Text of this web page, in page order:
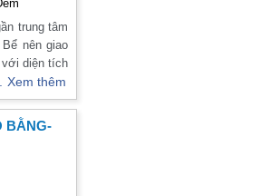
trung tâm
nên giao
với diện tích
hoa đô thị.
Travel
nơi nghỉ
Xem thêm
BẰNG-